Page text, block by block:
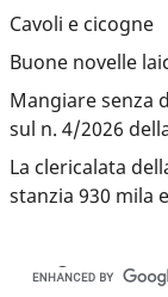
Cavoli e cicogne
Buone novelle
Mangiare senza
sul n. 4/2026
La clericalata
stanzia 930 mila